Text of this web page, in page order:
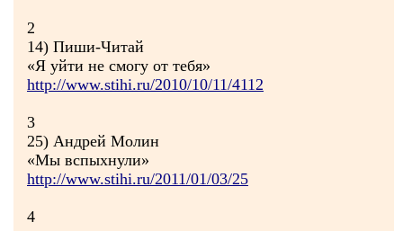
2
14) Пиши-Читай
«Я уйти не смогу от тебя»
http://www.stihi.ru/2010/10/11/4112
3
25) Андрей Молин
«Мы вспыхнули»
http://www.stihi.ru/2011/01/03/25
4